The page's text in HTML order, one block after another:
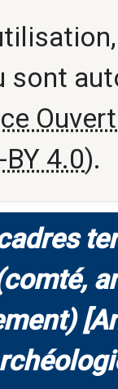
sont
4.0).